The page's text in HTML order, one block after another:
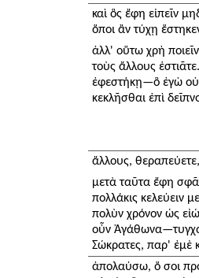
καὶ ὃς ἔφη εἰπεῖν
ὅποι ἂν τύχῃ
ἀλλ' οὕτω χρὴ
τοὺς ἄλλους
ἐφεστήκῃ—ὃ ἐγὼ
κεκλῆσθαι ἐπὶ
ἄλλους,
μετὰ ταῦτα ἔφη
πολλάκις κελεύειν
πολὺν χρόνον ὡς
οὖν
Σώκρατες, παρ' ἐμὲ
ἀπολαύσω, ὅ σοι